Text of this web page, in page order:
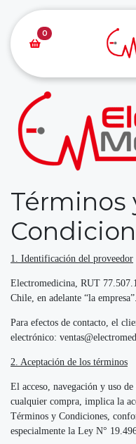
0
Términos
1. Identificación del proveedor
Electromedicina, RUT
Chile, en adelante “la empresa”.
Para efectos de contacto, el
electrónico:
2. Aceptación de los términos
El acceso, navegación y uso
cualquier compra, implica la
Términos y Condiciones,
especialmente la Ley N°